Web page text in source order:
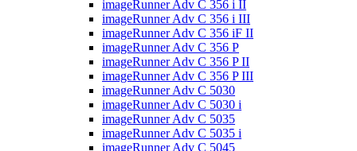
imageRunner Adv C 356 i II
imageRunner Adv C 356 i III
imageRunner Adv C 356 iF II
imageRunner Adv C 356 P
imageRunner Adv C 356 P II
imageRunner Adv C 356 P III
imageRunner Adv C 5030
imageRunner Adv C 5030 i
imageRunner Adv C 5035
imageRunner Adv C 5035 i
imageRunner Adv C 5045